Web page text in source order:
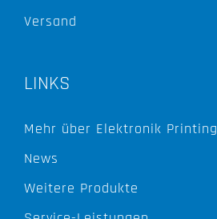
Versand
LINKS
Mehr über Elektronik Printing
News
Weitere Produkte